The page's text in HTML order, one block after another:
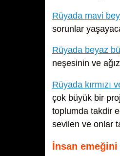
Rüyada mavi
sorunlar
Rüyada beyaz
neşesinin ve
Rüyada kırmızı
çok büyük bir
toplumda takdir
sevilen ve onlar
İnsan emeğini